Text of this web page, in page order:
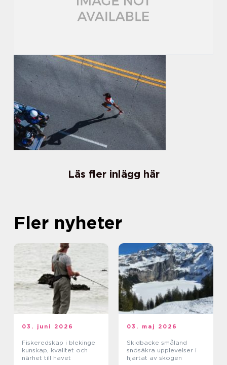
Läs fler inlägg här
Fler nyheter
03. juni 2026
Fiskeredskap i blekinge
kunskap, kvalitet och
närhet till havet
03. maj 2026
Skidbacke småland
snösäkra upplevelser i
hjärtat av skogen